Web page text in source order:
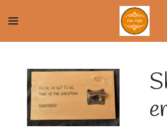
naar
hoofdinhoud